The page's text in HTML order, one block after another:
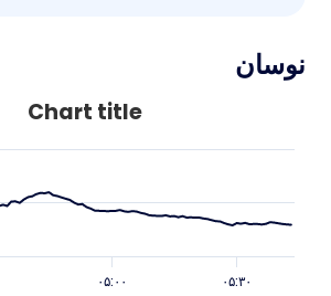
نوسان
Chart title
۰۵:۰۰ ۰۵:۳۰